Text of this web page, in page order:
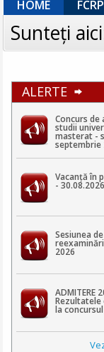
HOME FCRP
Sunteţi
ALERTE
Concurs de
studii
masterat -
septembrie
Vacanță în
- 30.08.2026
Sesiunea
2026
ADMITERE
la